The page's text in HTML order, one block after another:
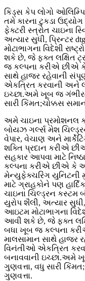
કિડ્સ કેપ લોગો
તમે કારના ટુકડા
ફેક્ટરી સ્ત્રોત ચાઇના
અત્યાર સુધી, પ્રિન્ટર
મોટાભાગના વિદેશી
શકે છે, જે ફક્ત લક્ષિત
જ કલ્પના કરીએ છીએ કે
સાથે હાજર રહેવાની
એકત્રિત કરવાની અને
ઇચ્છા.અમે ખૂબ જ
સારી કિંમત;ચોક્કસ
અમે ચાઇના પ્રમોશનલ
બોયઝ ગર્લ્સ મેશ
વેપાર, વેચાણ અને
શક્તિ પ્રદાન કરીએ
સહકાર આપવા માટે
કલ્પના કરીએ છીએ કે
મેન્યુફેક્ચરિંગ યુનિટની
માટે ગ્રાહકોને પણ
ચાઇના ચિલ્ડ્રન કસ્ટમ
યુરોપ શૈલી, અત્યાર
આઇટમ મોટાભાગના
આવી શકે છે, જે ફક્ત
બધા ખૂબ જ કલ્પના
માલસામાન સાથે હાજર
વિનંતીઓ એકત્રિત
બનાવવાની ઇચ્છા.અમે
ગુણવત્તા, વધુ સારી
ગુણવત્તા.